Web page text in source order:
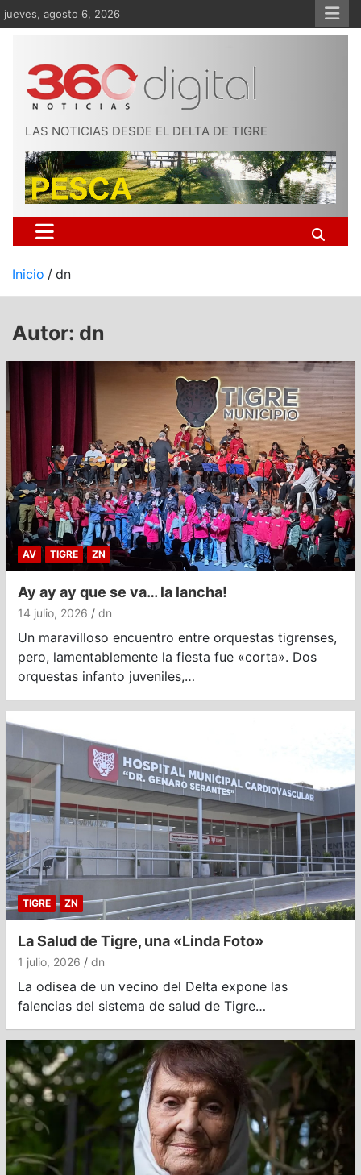
Saltar
al
jueves, agosto 6, 2026
LAS NOTICIAS DESDE EL DELTA DE TIGRE
Inicio dn
Autor: dn
AV TIGRE ZN
Ay ay ay que se va… la lancha!
14 julio, 2026 dn
Un maravilloso encuentro entre orquestas tigrenses,
pero, lamentablemente la fiesta fue «corta». Dos
orquestas infanto juveniles,…
TIGRE ZN
La Salud de Tigre, una «Linda Foto»
1 julio, 2026 dn
La odisea de un vecino del Delta expone las
falencias del sistema de salud de Tigre…